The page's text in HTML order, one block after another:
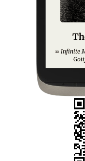
∞ Infinite